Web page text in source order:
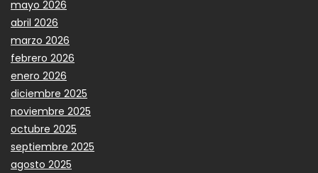
mayo 2026
abril 2026
marzo 2026
febrero 2026
enero 2026
diciembre 2025
noviembre 2025
octubre 2025
septiembre 2025
agosto 2025